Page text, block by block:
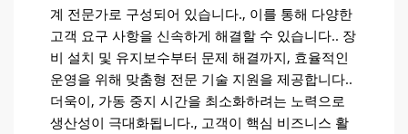
계 전문가로 구성되어 있습니다., 이를 통해 다양한
고객 요구 사항을 신속하게 해결할 수 있습니다.. 장
비 설치 및 유지보수부터 문제 해결까지, 효율적인
운영을 위해 맞춤형 전문 기술 지원을 제공합니다..
더욱이, 가동 중지 시간을 최소화하려는 노력으로
생산성이 극대화됩니다., 고객이 핵심 비즈니스 활